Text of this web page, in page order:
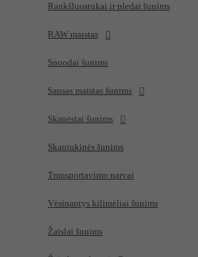
Rankšluostukai ir pledai šunims
RAW maistas
Snoodai šunims
Sausas maistas šunims
Skanėstai šunims
Skaniukinės šunims
Transportavimo narvai
Vėsinantys kilimėliai šunims
Žaislai šunims